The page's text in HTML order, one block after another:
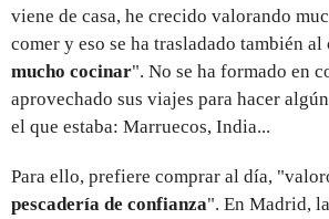
viene de casa, he crecido valorando
comer y eso se ha trasladado también al
mucho cocinar". No se ha formado en
aprovechado sus viajes para hacer
el que estaba: Marruecos, India...
Para ello, prefiere comprar al día,
pescadería de confianza". En Madrid,